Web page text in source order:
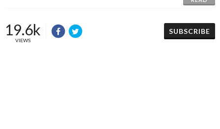
19.6k
VIEWS
SUBSCRIBE